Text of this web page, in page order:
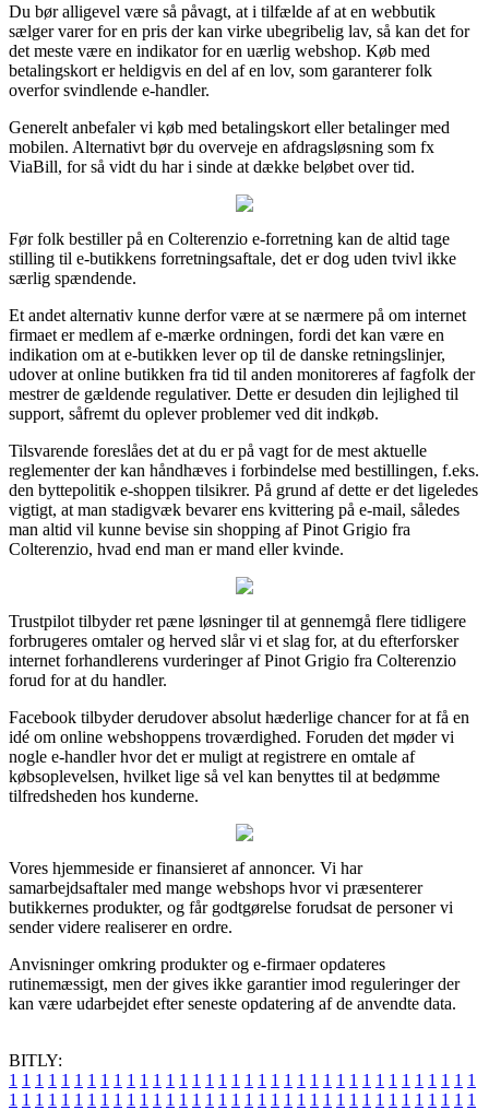
Du bør alligevel være så påvagt, at i tilfælde af at en webbutik
sælger varer for en pris der kan virke ubegribelig lav, så kan det for
det meste være en indikator for en uærlig webshop. Køb med
betalingskort er heldigvis en del af en lov, som garanterer folk
overfor svindlende e-handler.
Generelt anbefaler vi køb med betalingskort eller betalinger med
mobilen. Alternativt bør du overveje en afdragsløsning som fx
ViaBill, for så vidt du har i sinde at dække beløbet over tid.
Før folk bestiller på en Colterenzio e-forretning kan de altid tage
stilling til e-butikkens forretningsaftale, det er dog uden tvivl ikke
særlig spændende.
Et andet alternativ kunne derfor være at se nærmere på om internet
firmaet er medlem af e-mærke ordningen, fordi det kan være en
indikation om at e-butikken lever op til de danske retningslinjer,
udover at online butikken fra tid til anden monitoreres af fagfolk der
mestrer de gældende regulativer. Dette er desuden din lejlighed til
support, såfremt du oplever problemer ved dit indkøb.
Tilsvarende foreslåes det at du er på vagt for de mest aktuelle
reglementer der kan håndhæves i forbindelse med bestillingen, f.eks.
den byttepolitik e-shoppen tilsikrer. På grund af dette er det ligeledes
vigtigt, at man stadigvæk bevarer ens kvittering på e-mail, således
man altid vil kunne bevise sin shopping af Pinot Grigio fra
Colterenzio, hvad end man er mand eller kvinde.
Trustpilot tilbyder ret pæne løsninger til at gennemgå flere tidligere
forbrugeres omtaler og herved slår vi et slag for, at du efterforsker
internet forhandlerens vurderinger af Pinot Grigio fra Colterenzio
forud for at du handler.
Facebook tilbyder derudover absolut hæderlige chancer for at få en
idé om online webshoppens troværdighed. Foruden det møder vi
nogle e-handler hvor det er muligt at registrere en omtale af
købsoplevelsen, hvilket lige så vel kan benyttes til at bedømme
tilfredsheden hos kunderne.
Vores hjemmeside er finansieret af annoncer. Vi har
samarbejdsaftaler med mange webshops hvor vi præsenterer
butikkernes produkter, og får godtgørelse forudsat de personer vi
sender videre realiserer en ordre.
Anvisninger omkring produkter og e-firmaer opdateres
rutinemæssigt, men der gives ikke garantier imod reguleringer der
kan være udarbejdet efter seneste opdatering af de anvendte data.
BITLY:
1 1 1 1 1 1 1 1 1 1 1 1 1 1 1 1 1 1 1 1 1 1 1 1 1 1 1 1 1 1 1 1 1 1 1 1
1 1 1 1 1 1 1 1 1 1 1 1 1 1 1 1 1 1 1 1 1 1 1 1 1 1 1 1 1 1 1 1 1 1 1 1